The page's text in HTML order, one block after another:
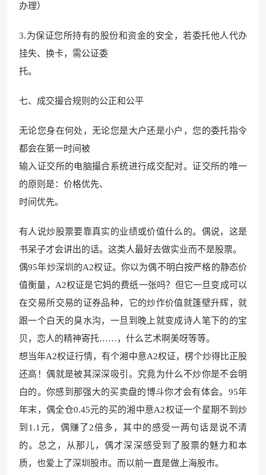
办理）
3.为保证您所持有的股份和资金的安全，若委托他人代办
挂失、换卡，需公证委
托。
七、成交撮合规则的公正和公平
无论您身在何处，无论您是大户还是小户，您的委托指令
都会在第一时间被
输入证交所的电脑撮合系统进行成交配对。证交所的唯一
的原则是：价格优先、
时间优先。
有人说炒股票要靠真实的业绩或价值什么的。偶说，这是
书呆子才会讲出的话。这类人最好去做实业而不是股票。
偶95年炒深圳的A2权证。你以为偶不明白按严格的静态价
值衡量，A2权证是它妈的费纸一张吗？但它一旦变成可以
在交易所交易的证券品种，它的炒作价值就篷壁升辉，就
跟一个白天的臭水沟，一旦到晚上就变成诗人笔下的的宝
贝，恋人的精神寄托……，什么艺术啊美呀等等。
想当年A2权证行情，有个湘中意A2权证，楞个炒得比正股
还高！偶就是被其深深吸引。究竟为什么不炒你是不会明
白的。你感到那强大的买卖盘的博斗你才会有体会。95年
年末，偶全仓0.45元的买的湘中意A2权证一个星期不到炒
到1.1元，偶赚了2倍多，其中的感受一两句话是说不清
的。总之，从那儿，偶才深深感受到了股票的魅力和本
质，也爱上了深圳股市。而以前一直是做上海股市。